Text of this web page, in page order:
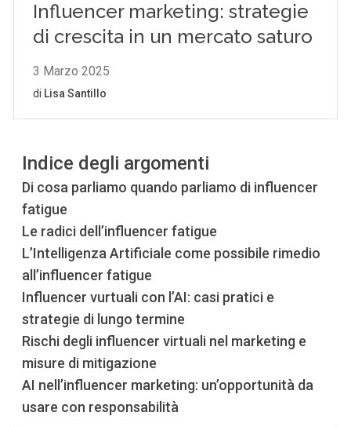
Indice degli argomenti
Di cosa parliamo quando parliamo di influencer
fatigue
Le radici dell’influencer fatigue
L’Intelligenza Artificiale come possibile rimedio
all’influencer fatigue
Influencer vurtuali con l’AI: casi pratici e
strategie di lungo termine
Rischi degli influencer virtuali nel marketing e
misure di mitigazione
AI nell’influencer marketing: un’opportunità da
usare con responsabilità